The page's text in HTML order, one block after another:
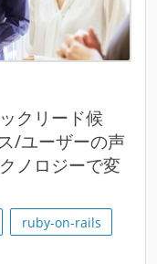
クリード候
/ユーザーの声
ノロジーで変
ruby-on-rails